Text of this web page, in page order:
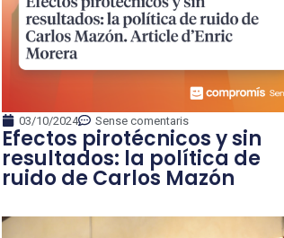
03/10/2024 Sense comentaris
Efectos pirotécnicos y sin
resultados: la política de
ruido de Carlos Mazón